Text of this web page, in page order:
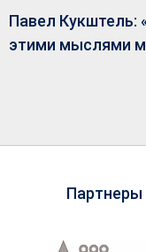
Павел Кукштель:
этими мыслями
Партнеры